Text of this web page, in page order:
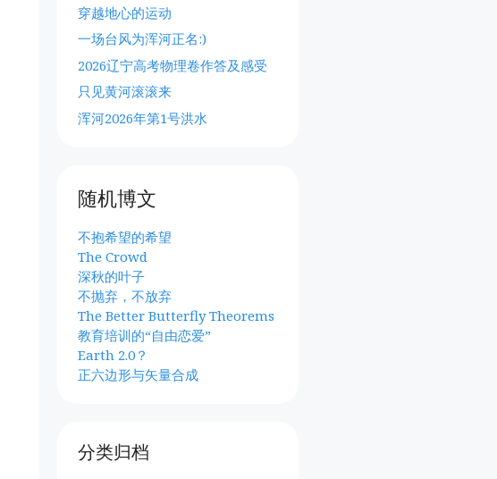
穿越地心的运动
一场台风为浑河正名:)
2026辽宁高考物理卷作答及感受
只见黄河滚滚来
浑河2026年第1号洪水
随机博文
不抱希望的希望
The Crowd
深秋的叶子
不抛弃，不放弃
The Better Butterfly Theorems
教育培训的“自由恋爱”
Earth 2.0？
正六边形与矢量合成
分类归档